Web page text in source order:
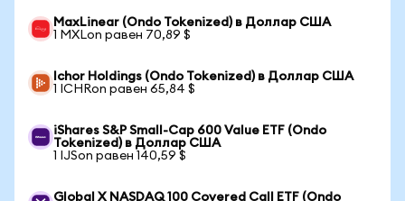
MaxLinear (Ondo Tokenized) в Доллар США
1 MXLon равен 70,89 $
Ichor Holdings (Ondo Tokenized) в Доллар США
1 ICHRon равен 65,84 $
iShares S&P Small-Cap 600 Value ETF (Ondo
Tokenized) в Доллар США
1 IJSon равен 140,59 $
Global X NASDAQ 100 Covered Call ETF (Ondo